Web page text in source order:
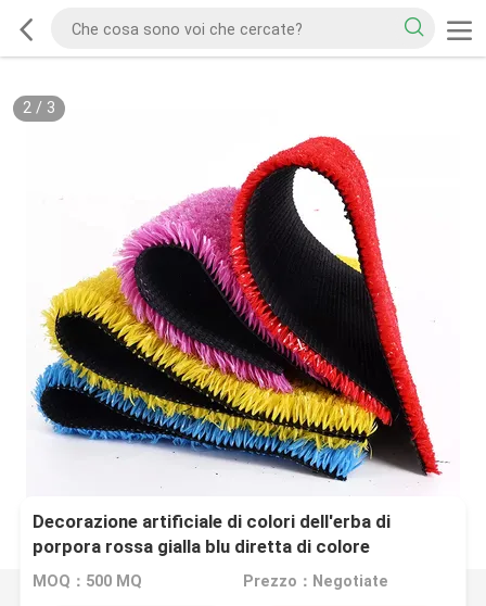
2/ 3
Decorazione artificiale di colori dell'erba di
porpora rossa gialla blu diretta di colore
MOQ：500 MQ Prezzo：Negotiate